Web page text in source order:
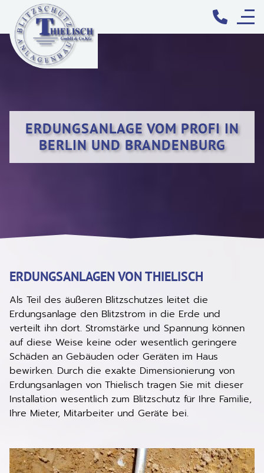
ERDUNGSANLAGE VOM PROFI IN
BERLIN UND BRANDENBURG
ERDUNGSANLAGEN VON THIELISCH
Als Teil des äußeren Blitzschutzes leitet die
Erdungsanlage den Blitzstrom in die Erde und
verteilt ihn dort. Stromstärke und Spannung können
auf diese Weise keine oder wesentlich geringere
Schäden an Gebäuden oder Geräten im Haus
bewirken. Durch die exakte Dimensionierung von
Erdungsanlagen von Thielisch tragen Sie mit dieser
Installation wesentlich zum Blitzschutz für Ihre Familie,
Ihre Mieter, Mitarbeiter und Geräte bei.